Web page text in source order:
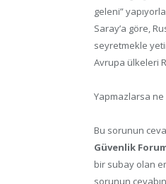
geleni”
Saray’a göre,
seyretmekle
Avrupa ülkeleri
Yapmazlarsa ne
Bu sorunun
Güvenlik
bir subay olan
sorunun